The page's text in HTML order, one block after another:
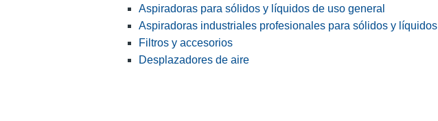
Aspiradoras para sólidos y líquidos de uso general
Aspiradoras industriales profesionales para sólidos y líquidos
Filtros y accesorios
Desplazadores de aire